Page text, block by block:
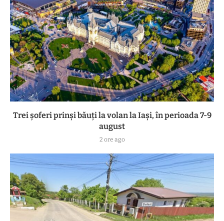
Trei șoferi prinși băuți la volan la Iași, în perioada 7-9
august
2 ore ago